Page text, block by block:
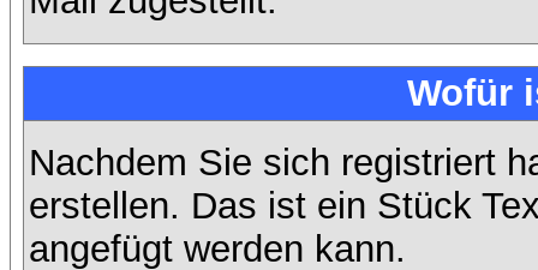
Wofür
Nachdem Sie sich registriert
erstellen. Das ist ein Stück
angefügt werden kann.